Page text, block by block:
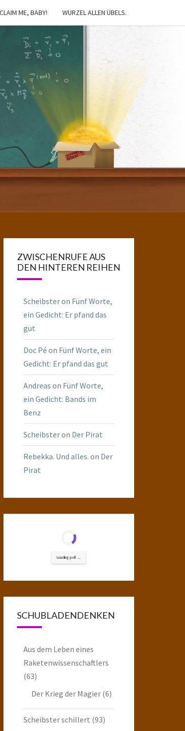
ME, BABY! WURZEL ALLEN ÜBELS.
ZWISCHENRUFE AUS
DEN HINTEREN REIHEN
Scheibsteron Fünf Worte,
ein Gedicht: Er pfand das
gut
Doc Pé on Fünf Worte, ein
Gedicht: Er pfand das gut
Andreas on Fünf Worte,
ein Gedicht: Bands im
Benz
Scheibsteron Der Pirat
Rebekka. Und alles. on Der
Pirat
Loading poll ...
SCHUBLADENDENKEN
Aus dem Leben eines
Raketenwissenschaftlers
(63)
Der Krieg der Magier(6)
Scheibster schillert (93)